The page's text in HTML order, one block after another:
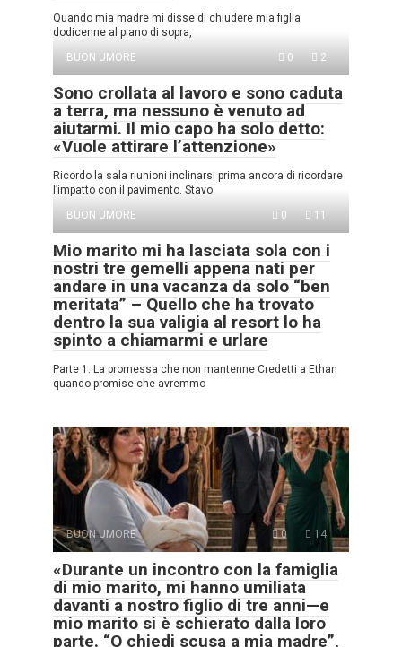
Quando mia madre mi disse di chiudere mia figlia
dodicenne al piano di sopra,
BUON UMORE
0 2
Sono crollata al lavoro e sono caduta
a terra, ma nessuno è venuto ad
aiutarmi. Il mio capo ha solo detto:
«Vuole attirare l’attenzione»
Ricordo la sala riunioni inclinarsi prima ancora di ricordare
l’impatto con il pavimento. Stavo
BUON UMORE
0 11
Mio marito mi ha lasciata sola con i
nostri tre gemelli appena nati per
andare in una vacanza da solo “ben
meritata” – Quello che ha trovato
dentro la sua valigia al resort lo ha
spinto a chiamarmi e urlare
Parte 1: La promessa che non mantenne Credetti a Ethan
quando promise che avremmo
BUON UMORE 0 14
«Durante un incontro con la famiglia
di mio marito, mi hanno umiliata
davanti a nostro figlio di tre anni—e
mio marito si è schierato dalla loro
parte. “O chiedi scusa a mia madre”,